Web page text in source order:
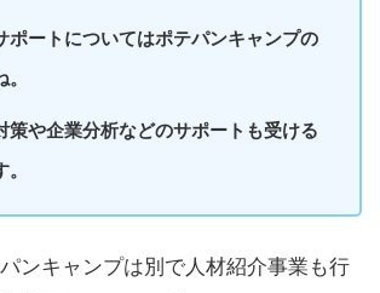
ポートについてはポテパンキャンプの
策や企業分析などのサポートも受ける
ンキャンプは別で人材紹介事業も行